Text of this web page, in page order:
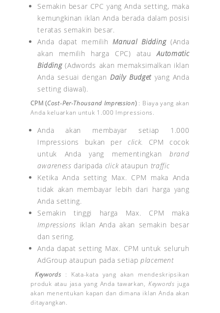
Semakin besar CPC yang Anda setting, maka
kemungkinan iklan Anda berada dalam posisi
teratas semakin besar.
Anda dapat memilihManual Bidding (Anda
akan memilih harga CPC) atauAutomatic
Bidding(Adwords akan memaksimalkan iklan
Anda sesuai dengan Daily Budgetyang Anda
setting diawal).
CPM (Cost-Per-Thousand Impression): Biaya yang akan
Anda keluarkan untuk 1.000 Impressions.
Anda akan membayar setiap 1.000
Impressions bukan per click. CPM cocok
untuk Anda yang mementingkanbrand
awareness daripada clickataupun traffic
Ketika Anda setting Max. CPM maka Anda
tidak akan membayar lebih dari harga yang
Anda setting.
Semakin tinggi harga Max. CPM maka
Impressions iklan Anda akan semakin besar
dan sering.
Anda dapat setting Max. CPM untuk seluruh
AdGroup ataupun pada setiapplacement
Keywords : Kata-kata yang akan mendeskripsikan
produk atau jasa yang Anda tawarkan,Keywords juga
akan menentukan kapan dan dimana iklan Anda akan
ditayangkan.